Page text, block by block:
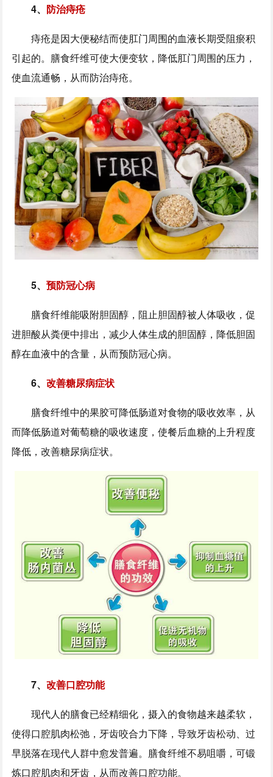
4、 防治痔疮
痔疮是因大便秘结而使肛门周围的血液长期受阻瘀积
引起的。膳食纤维可使大便变软，降低肛门周围的压力，
使血流通畅，从而防治痔疮。
5、预防冠心病
膳食纤维能吸附胆固醇，阻止胆固醇被人体吸收，促
进胆酸从粪便中排出，减少人体生成的胆固醇，降低胆固
醇在血液中的含量，从而预防冠心病。
6、改善糖尿病症状
膳食纤维中的果胶可降低肠道对食物的吸收效率，从
而降低肠道对葡萄糖的吸收速度，使餐后血糖的上升程度
降低，改善糖尿病症状。
7、改善口腔功能
现代人的膳食已经精细化，摄入的食物越来越柔软，
使得口腔肌肉松弛，牙齿咬合力下降，导致牙齿松动、过
早脱落在现代人群中愈发普遍。膳食纤维不易咀嚼，可锻
炼口腔肌肉和牙齿，从而改善口腔功能。